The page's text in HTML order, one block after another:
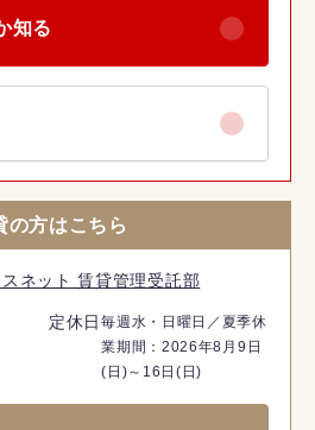
知る
の方はこちら
ネット 賃貸管理受託部
定休日毎週水・日曜日／夏季休
業期間：2026年8月9日
(日)～16日(日)